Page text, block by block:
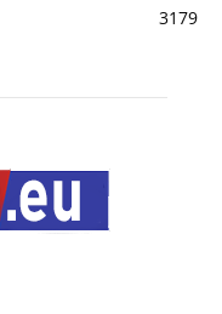
3179